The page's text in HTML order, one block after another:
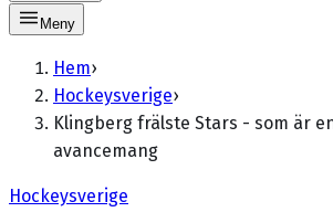
Meny
Hem›
Hockeysverige›
Klingberg frälste Stars - som är
avancemang
Hockeysverige